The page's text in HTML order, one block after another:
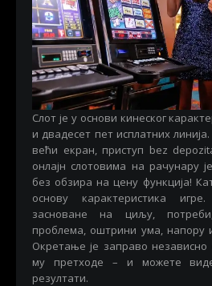
Слот је у основи кинеског
и двадесет пет исплатних
већи екран, приступ bez
онлајн слотовима на рачунару
без обзира на цену функција!
основу карактеристика
засноване на циљу,
проблема, оштрини ума, напору
Окретање је заправо независно
му претходе – и можете
резултати.